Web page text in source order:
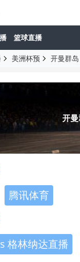
篮球直播
美洲杯预 开曼群
开
腾讯体育
格林纳达直播